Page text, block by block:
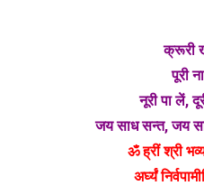
क्रूरी
पूरी
नूरी पा लें,
जय साध सन्त, जय
ॐ ह्रीं श्री
अर्घ्यं